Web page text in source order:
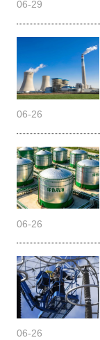
06-29
06-26
06-26
06-26